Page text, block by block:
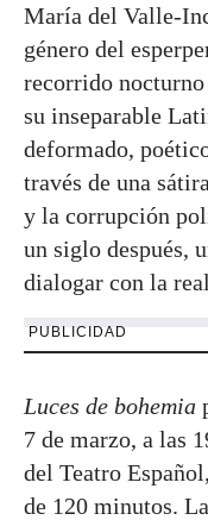
María del Valle-
género del
recorrido
su inseparable
deformado,
través de una
y la corrupción
un siglo después,
dialogar con la
PUBLICIDAD
Luces de bohemia
7 de marzo, a las
del Teatro
de 120 minutos.